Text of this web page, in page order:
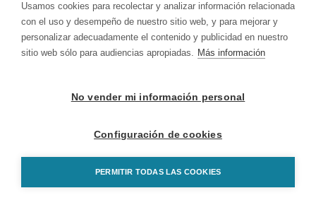
Usamos cookies para recolectar y analizar información relacionada
con el uso y desempeño de nuestro sitio web, y para mejorar y
personalizar adecuadamente el contenido y publicidad en nuestro
sitio web sólo para audiencias apropiadas. Más información
No vender mi información personal
Configuración de cookies
PERMITIR TODAS LAS COOKIES